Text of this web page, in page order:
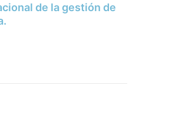
de la gestión de